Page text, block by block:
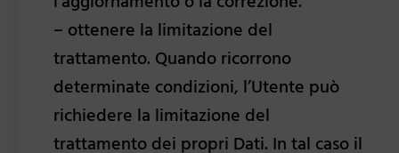
– ottenere la limitazione del
trattamento. Quando ricorrono
determinate condizioni, l’Utente può
richiedere la limitazione del
trattamento dei propri Dati. In tal caso il